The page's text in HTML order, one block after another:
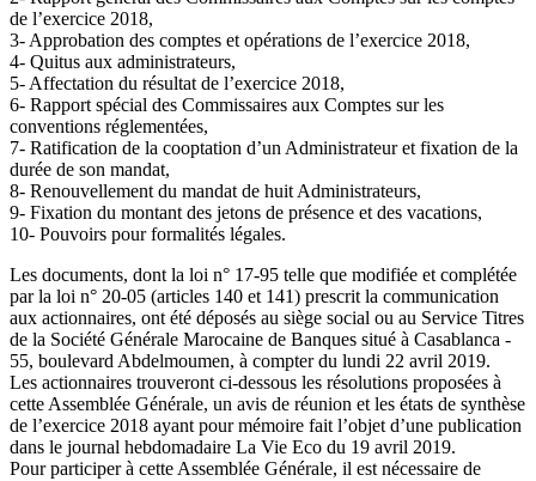
de l’exercice 2018,
3- Approbation des comptes et opérations de l’exercice 2018,
4- Quitus aux administrateurs,
5- Affectation du résultat de l’exercice 2018,
6- Rapport spécial des Commissaires aux Comptes sur les
conventions réglementées,
7- Ratification de la cooptation d’un Administrateur et fixation de la
durée de son mandat,
8- Renouvellement du mandat de huit Administrateurs,
9- Fixation du montant des jetons de présence et des vacations,
10- Pouvoirs pour formalités légales.
Les documents, dont la loi n° 17-95 telle que modifiée et complétée
par la loi n° 20-05 (articles 140 et 141) prescrit la communication
aux actionnaires, ont été déposés au siège social ou au Service Titres
de la Société Générale Marocaine de Banques situé à Casablanca -
55, boulevard Abdelmoumen, à compter du lundi 22 avril 2019.
Les actionnaires trouveront ci-dessous les résolutions proposées à
cette Assemblée Générale, un avis de réunion et les états de synthèse
de l’exercice 2018 ayant pour mémoire fait l’objet d’une publication
dans le journal hebdomadaire La Vie Eco du 19 avril 2019.
Pour participer à cette Assemblée Générale, il est nécessaire de